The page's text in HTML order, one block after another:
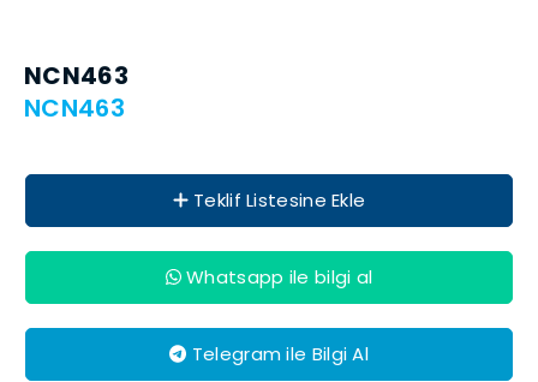
NCN463
NCN463
Teklif Listesine Ekle
Whatsapp ile bilgi al
Telegram ile Bilgi Al